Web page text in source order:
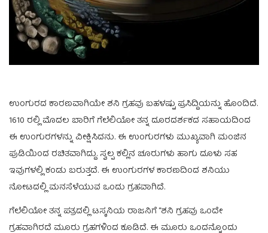
ಉಂಗುರದ ಕಾರಣವಾಗಿಯೇ ಶನಿ ಗ್ರಹವು ಬಹಳಷ್ಟು ಪ್ರಸಿದ್ದಿಯನ್ನು ಹೊಂದಿದೆ.
1610 ರಲ್ಲಿ ಮೊದಲ ಬಾರಿಗೆ ಗೆಲೆಲಿಯೋ ತನ್ನ ದೂರದರ್ಶಕದ ಸಹಾಯದಿಂದ
ಈ ಉಂಗುರಗಳನ್ನು ವೀಕ್ಷಿಸಿದನು. ಈ ಉಂಗುರಗಳು ಮುಖ್ಯವಾಗಿ ಮಂಜಿನ
ಪುಡಿಯಿಂದ ರಚಿತವಾಗಿದ್ದು. ಸ್ವಲ್ಪ ಕಲ್ಲಿನ ಚೂರುಗಳು ಹಾಗು ದೂಳು ಸಹ
ಇವುಗಳಲ್ಲಿ ಕಂಡು ಬರುತ್ತದೆ. ಈ ಉಂಗುರಗಳ ಕಾರಣದಿಂದ ಶನಿಯು
ನೋಟದಲ್ಲಿ ಮನಸೆಳೆಯುವ ಒಂದು ಗ್ರಹವಾಗಿದೆ.
ಗೆಲೆಲಿಯೋ ತನ್ನ ಪತ್ರದಲ್ಲಿ ಟಸ್ಕನಿಯ ರಾಜನಿಗೆ “ಶನಿ ಗ್ರಹವು ಒಂದೇ
ಗ್ರಹವಾಗಿರದೆ ಮೂರು ಗ್ರಹಗಳಿಂದ ಕೂಡಿದೆ. ಈ ಮೂರು ಒಂದನ್ನೊಂದು